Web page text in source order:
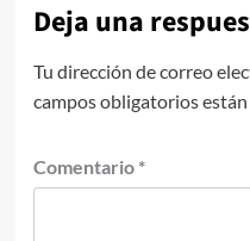
Deja una
Tu dirección de correo
campos obligatorios
Comentario *